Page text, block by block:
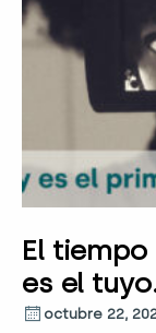
El
es el
octubre 22,